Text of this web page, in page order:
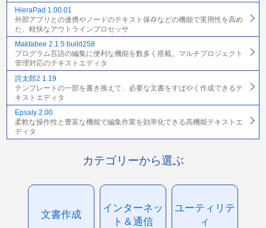
HieraPad 1.00.01
外部アプリとの連携やノードのテキスト保存などの機能で実用性を高め
た、軽快なアウトラインプロセッサ
Maktabee 2.1.5 build258
プログラム言語の編集に便利な機能を数多く搭載。マルチプロジェクト
管理対応のテキストエディタ
詫太郎2 1.19
テンプレートの一部を書き換えて、必要な文書をすばやく作成できるテ
キストエディタ
Epsaly 2.00
柔軟な操作性と豊富な機能で編集作業を効率化できる高機能テキストエ
ディタ
カテゴリーから選ぶ
文書作成
インターネッ
ト＆通信
ユーティリテ
ィ